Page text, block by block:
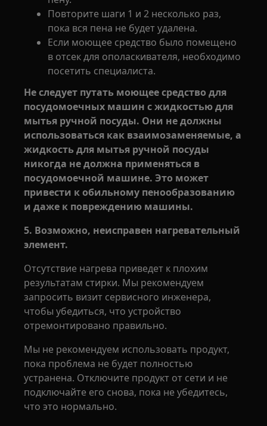
Повторите шаги 1 и 2 несколько раз,
пока вся пена не будет удалена.
Если моющее средство было помещено
в отсек для ополаскивателя, необходимо
посетить специалиста.
Не следует путать моющее средство для
посудомоечных машин с жидкостью для
мытья ручной посуды. Они не должны
использоваться как взаимозаменяемые, а
жидкость для мытья ручной посуды
никогда не должна применяться в
посудомоечной машине. Это может
привести к обильному пенообразованию
и даже к повреждению машины.
5. Возможно, неисправен нагревательный
элемент.
Отсутствие нагрева приведет к плохим
результатам стирки. Мы рекомендуем
запросить визит сервисного инженера,
чтобы убедиться, что устройство
отремонтировано правильно.
Мы не рекомендуем использовать продукт,
пока проблема не будет полностью
устранена. Отключите продукт от сети и не
подключайте его снова, пока не убедитесь,
что это нормально.